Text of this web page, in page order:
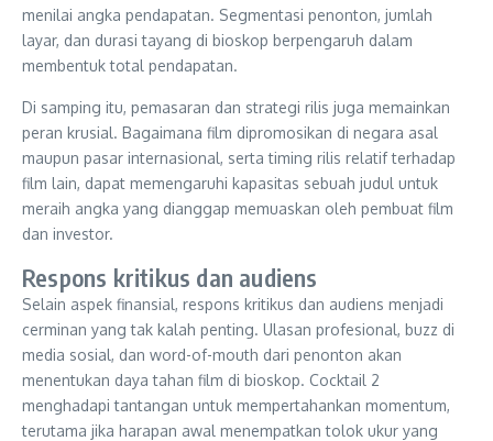
menilai angka pendapatan. Segmentasi penonton, jumlah
layar, dan durasi tayang di bioskop berpengaruh dalam
membentuk total pendapatan.
Di samping itu, pemasaran dan strategi rilis juga memainkan
peran krusial. Bagaimana film dipromosikan di negara asal
maupun pasar internasional, serta timing rilis relatif terhadap
film lain, dapat memengaruhi kapasitas sebuah judul untuk
meraih angka yang dianggap memuaskan oleh pembuat film
dan investor.
Respons kritikus dan audiens
Selain aspek finansial, respons kritikus dan audiens menjadi
cerminan yang tak kalah penting. Ulasan profesional, buzz di
media sosial, dan word-of-mouth dari penonton akan
menentukan daya tahan film di bioskop. Cocktail 2
menghadapi tantangan untuk mempertahankan momentum,
terutama jika harapan awal menempatkan tolok ukur yang